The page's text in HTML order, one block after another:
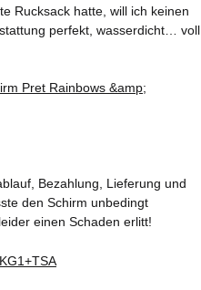
Rucksack hatte, will ich keinen
perfekt, wasserdicht… voll
Bezahlung, Lieferung und
den Schirm unbedingt
einen Schaden erlitt!